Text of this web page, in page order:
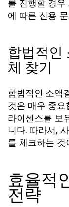
를 진행할 경우
에 따른 신용
합법적인
체 찾기
합법적인 소액
것은 매우 중요
라이센스를 보
니다. 따라서,
를 체크하는 것
효율적
전략